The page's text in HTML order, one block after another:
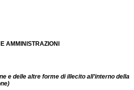
AMMINISTRAZIONI
e delle altre forme di illecito all’interno della